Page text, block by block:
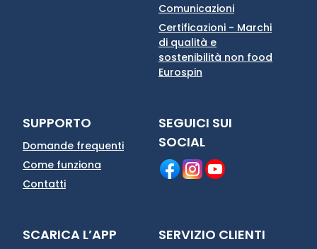
Comunicazioni
Certificazioni - Marchi
di qualità e
sostenibilità non food
Eurospin
SUPPORTO
Domande frequenti
Come funziona
Contatti
SEGUICI SUI
SOCIAL
SCARICA L’APP SERVIZIO CLIENTI